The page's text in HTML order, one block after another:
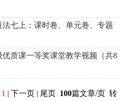
法七上：课时卷、单元卷、专题
优质课一等奖课堂教学视频（共8
1 | 下一页 | 尾页 100篇文章/页 转